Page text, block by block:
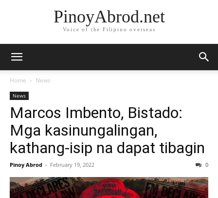
PinoyAbrod.net
Voice of the Filipino overseas
Home News
News
Marcos Imbento, Bistado:
Mga kasinungalingan,
kathang-isip na dapat tibagin
Pinoy Abrod - February 19, 2022 0